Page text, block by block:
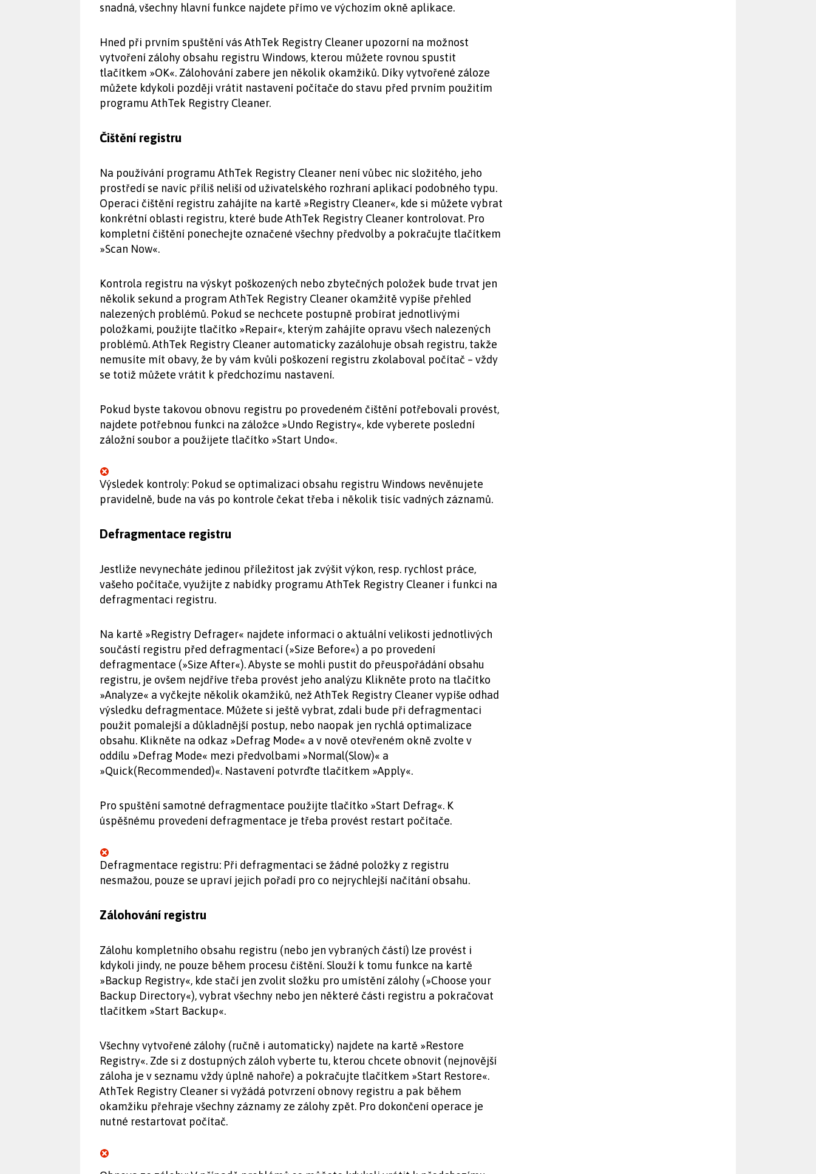
snadná, všechny hlavní funkce najdete přímo ve výchozím okně aplikace.
Hned při prvním spuštění vás AthTek Registry Cleaner upozorní na možnost
vytvoření zálohy obsahu registru Windows, kterou můžete rovnou spustit
tlačítkem »OK«. Zálohování zabere jen několik okamžiků. Díky vytvořené záloze
můžete kdykoli později vrátit nastavení počítače do stavu před prvním použitím
programu AthTek Registry Cleaner.
Čištění registru
Na používání programu AthTek Registry Cleaner není vůbec nic složitého, jeho
prostředí se navíc příliš neliší od uživatelského rozhraní aplikací podobného typu.
Operaci čištění registru zahájíte na kartě »Registry Cleaner«, kde si můžete vybrat
konkrétní oblasti registru, které bude AthTek Registry Cleaner kontrolovat. Pro
kompletní čištění ponechejte označené všechny předvolby a pokračujte tlačítkem
»Scan Now«.
Kontrola registru na výskyt poškozených nebo zbytečných položek bude trvat jen
několik sekund a program AthTek Registry Cleaner okamžitě vypíše přehled
nalezených problémů. Pokud se nechcete postupně probírat jednotlivými
položkami, použijte tlačítko »Repair«, kterým zahájíte opravu všech nalezených
problémů. AthTek Registry Cleaner automaticky zazálohuje obsah registru, takže
nemusíte mít obavy, že by vám kvůli poškození registru zkolaboval počítač – vždy
se totiž můžete vrátit k předchozímu nastavení.
Pokud byste takovou obnovu registru po provedeném čištění potřebovali provést,
najdete potřebnou funkci na záložce »Undo Registry«, kde vyberete poslední
záložní soubor a použijete tlačítko »Start Undo«.
Výsledek kontroly: Pokud se optimalizaci obsahu registru Windows nevěnujete
pravidelně, bude na vás po kontrole čekat třeba i několik tisíc vadných záznamů.
Defragmentace registru
Jestliže nevynecháte jedinou příležitost jak zvýšit výkon, resp. rychlost práce,
vašeho počítače, využijte z nabídky programu AthTek Registry Cleaner i funkci na
defragmentaci registru.
Na kartě »Registry Defrager« najdete informaci o aktuální velikosti jednotlivých
součástí registru před defragmentací (»Size Before«) a po provedení
defragmentace (»Size After«). Abyste se mohli pustit do přeuspořádání obsahu
registru, je ovšem nejdříve třeba provést jeho analýzu Klikněte proto na tlačítko
»Analyze« a vyčkejte několik okamžiků, než AthTek Registry Cleaner vypíše odhad
výsledku defragmentace. Můžete si ještě vybrat, zdali bude při defragmentaci
použit pomalejší a důkladnější postup, nebo naopak jen rychlá optimalizace
obsahu. Klikněte na odkaz »Defrag Mode« a v nově otevřeném okně zvolte v
oddílu »Defrag Mode« mezi předvolbami »Normal(Slow)« a
»Quick(Recommended)«. Nastavení potvrďte tlačítkem »Apply«.
Pro spuštění samotné defragmentace použijte tlačítko »Start Defrag«. K
úspěšnému provedení defragmentace je třeba provést restart počítače.
Defragmentace registru: Při defragmentaci se žádné položky z registru
nesmažou, pouze se upraví jejich pořadí pro co nejrychlejší načítání obsahu.
Zálohování registru
Zálohu kompletního obsahu registru (nebo jen vybraných částí) lze provést i
kdykoli jindy, ne pouze během procesu čištění. Slouží k tomu funkce na kartě
»Backup Registry«, kde stačí jen zvolit složku pro umístění zálohy (»Choose your
Backup Directory«), vybrat všechny nebo jen některé části registru a pokračovat
tlačítkem »Start Backup«.
Všechny vytvořené zálohy (ručně i automaticky) najdete na kartě »Restore
Registry«. Zde si z dostupných záloh vyberte tu, kterou chcete obnovit (nejnovější
záloha je v seznamu vždy úplně nahoře) a pokračujte tlačítkem »Start Restore«.
AthTek Registry Cleaner si vyžádá potvrzení obnovy registru a pak během
okamžiku přehraje všechny záznamy ze zálohy zpět. Pro dokončení operace je
nutné restartovat počítač.